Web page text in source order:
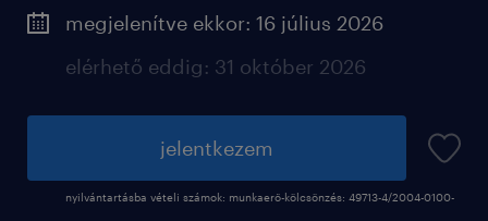
megjelenítve ekkor: 16 július 2026
elérhető eddig: 31 október 2026
jelentkezem
nyilvántartásba vételi számok: munkaerő-kölcsönzés: 49713-4/2004-0100-